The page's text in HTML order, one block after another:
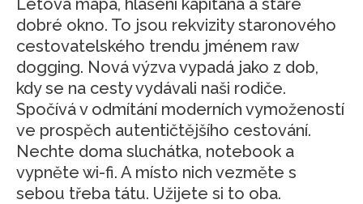
dobré okno. To jsou rekvizity staronového
cestovatelského trendu jménem raw
dogging. Nová výzva vypadá jako z dob,
kdy se na cesty vydávali naši rodiče.
Spočívá v odmítání moderních vymožeností
ve prospěch autentičtějšího cestování.
Nechte doma sluchátka, notebook a
vypněte wi-fi. A místo nich vezměte s
sebou třeba tátu. Užijete si to oba.